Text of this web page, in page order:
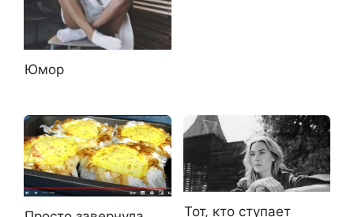
Юмор
Тот, кто ступает